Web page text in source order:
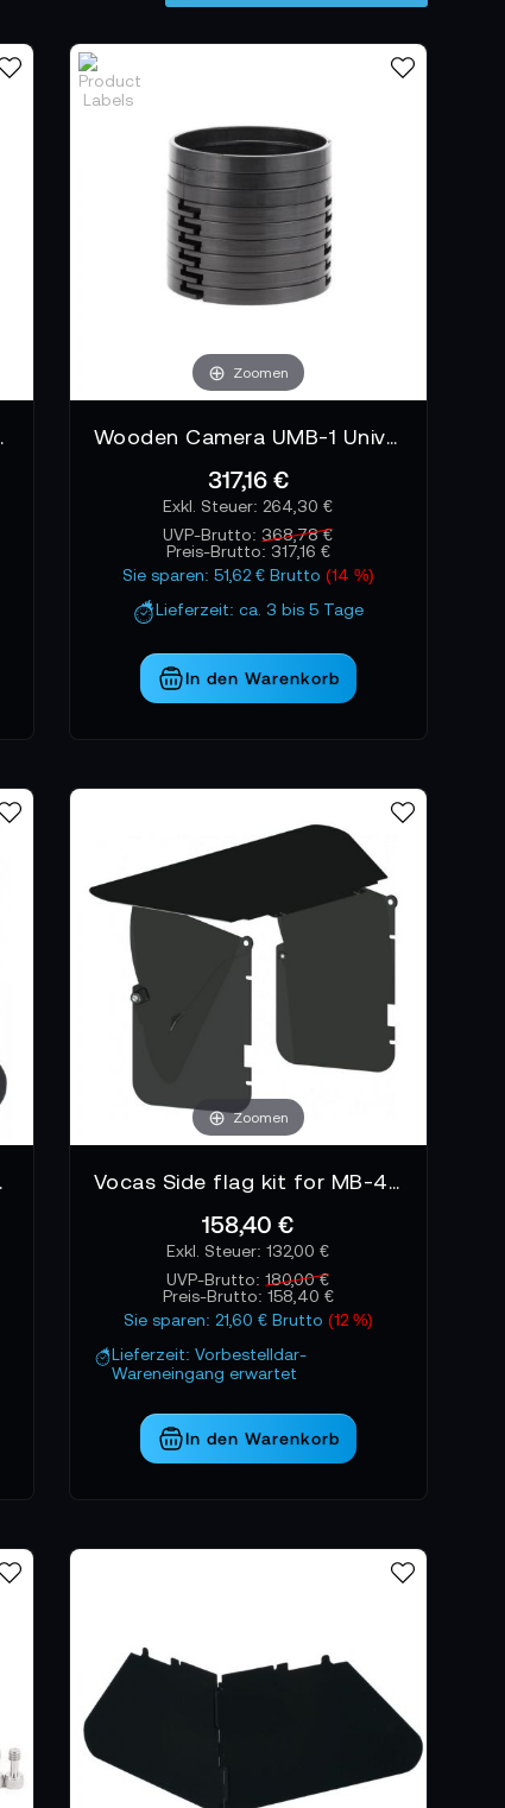
schnell einsetzen und erleichtern den
sauberem Kontrast, klarer
ein, um die Bildwirkung zu formen,
Umbauten hinterlassen Spuren.
jederzeit nutzbar bleibt. Der
werden können. Die Kamerafrau hält das
- Clamp On
Zoomen
Wooden Camera UMB-1 Universal Mattebox - Clamp On Set
317,16 €
264,30 €
UVP-Brutto: 368,78 €
Preis-Brutto: 317,16 €
Sie sparen: 51,62 € Brutto (14 %)
Lieferzeit: ca. 3 bis 5 Tage
In den Warenkorb
& MB-455
Zoomen
Vocas Side flag kit for MB-43X
158,40 €
132,00 €
UVP-Brutto:180,00 €
Preis-Brutto: 158,40 €
Sie sparen: 21,60 € Brutto (12 %)
Lieferzeit: Vorbestelldar-
Wareneingang erwartet
In den Warenkorb